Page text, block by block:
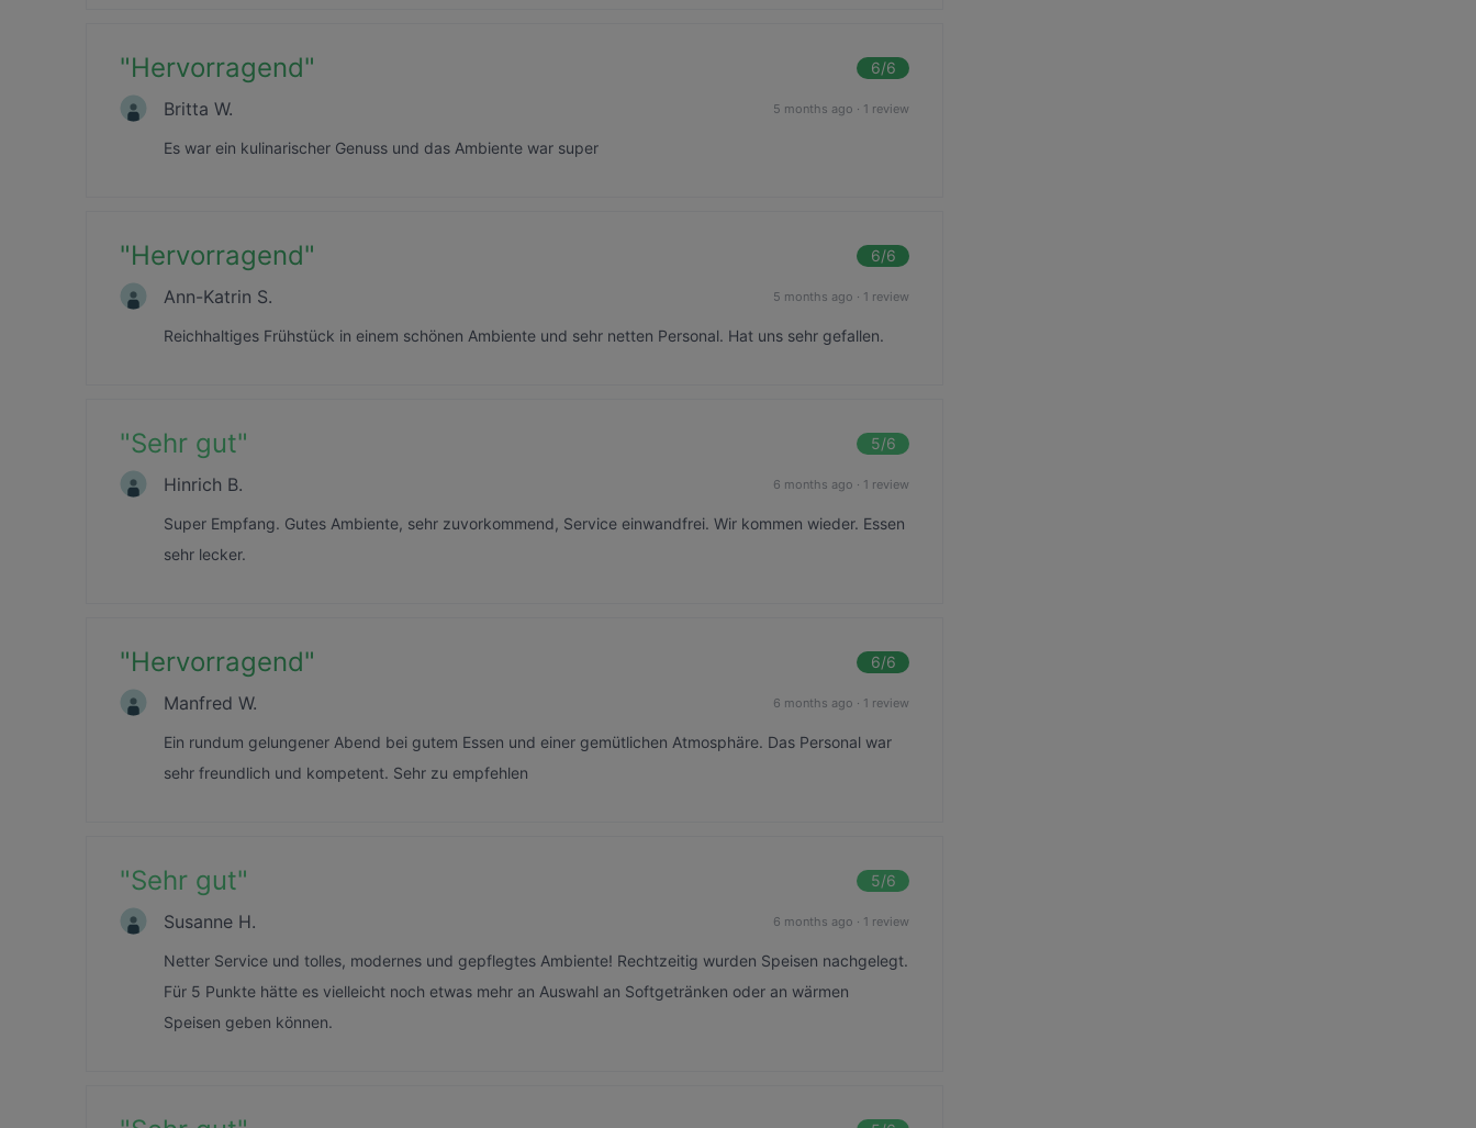
"Hervorragend" 6/6
Britta W. 5 months ago · 1 review
Es war ein kulinarischer Genuss und das Ambiente war super
"Hervorragend" 6/6
Ann-Katrin S. 5 months ago · 1 review
Reichhaltiges Frühstück in einem schönen Ambiente und sehr netten Personal. Hat uns sehr gefallen.
"Sehr gut" 5/6
Hinrich B. 6 months ago · 1 review
Super Empfang. Gutes Ambiente, sehr zuvorkommend, Service einwandfrei. Wir kommen wieder. Essen
sehr lecker.
"Hervorragend" 6/6
Manfred W. 6 months ago · 1 review
Ein rundum gelungener Abend bei gutem Essen und einer gemütlichen Atmosphäre. Das Personal war
sehr freundlich und kompetent. Sehr zu empfehlen
"Sehr gut" 5/6
Susanne H. 6 months ago · 1 review
Netter Service und tolles, modernes und gepflegtes Ambiente! Rechtzeitig wurden Speisen nachgelegt.
Für 5 Punkte hätte es vielleicht noch etwas mehr an Auswahl an Softgetränken oder an wärmen
Speisen geben können.